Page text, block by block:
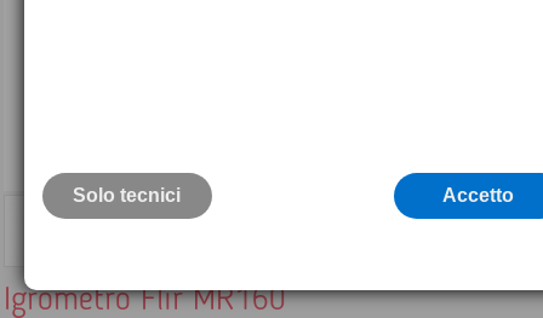
Igrometro Flir MR160
Solo tecnici Accetto